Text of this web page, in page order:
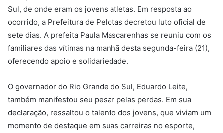
Sul, de onde eram os jovens atletas. Em resposta ao
ocorrido, a Prefeitura de Pelotas decretou luto oficial de
sete dias. A prefeita Paula Mascarenhas se reuniu com os
familiares das vítimas na manhã desta segunda-feira (21),
oferecendo apoio e solidariedade.
O governador do Rio Grande do Sul, Eduardo Leite,
também manifestou seu pesar pelas perdas. Em sua
declaração, ressaltou o talento dos jovens, que viviam um
momento de destaque em suas carreiras no esporte,